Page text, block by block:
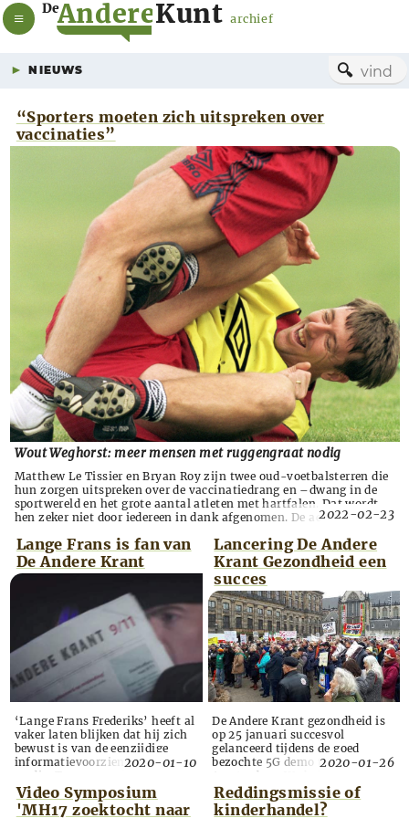
DeAndereKunt archief
NIEUWS 🔍
“Sporters moeten zich uitspreken over
vaccinaties”
Wout Weghorst: meer mensen met ruggengraat nodig
Matthew Le Tissier en Bryan Roy zijn twee oud-voetbalsterren die
hun zorgen uitspreken over de vaccinatiedrang en –dwang in de
sportwereld en het grote aantal atleten met hartfalen. Dat wordt
hen zeker niet door iedereen in dank afgenomen. De achtvoudig
meer naar het applaus van het publiek, maar n...
2022-02-23
Lange Frans is fan van
De Andere Krant
‘Lange Frans Frederiks’ heeft al
vaker laten blijken dat hij zich
bewust is van de eenzijdige
informatievoorziening in de
media. Toen er een krant nodig
was voor de video bij het
nummer ‘Ik laat je gaan’, een
2020-01-10
Lancering De Andere
Krant Gezondheid een
succes
De Andere Krant gezondheid is
op 25 januari succesvol
gelanceerd tijdens de goed
bezochte 5G demo te
Amsterdam. We hebben heel veel
mooie reacties ontvangen en we
zijn alle kranten kwijtgeraakt
2020-01-26
Video Symposium
'MH17 zoektocht naar
Reddingsmissie of
kinderhandel?